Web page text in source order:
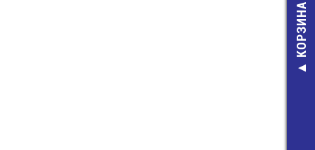
КОРЗИНА